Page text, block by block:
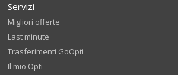
Servizi
Migliori offerte
Last minute
Trasferimenti GoOpti
Il mio Opti